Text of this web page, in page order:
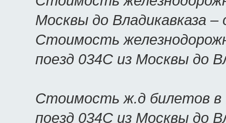
Москвы до Владикавказа
Стоимость
поезд 034С из Москвы до
Стоимость ж.д билетов в
поезд 034С из Москвы до